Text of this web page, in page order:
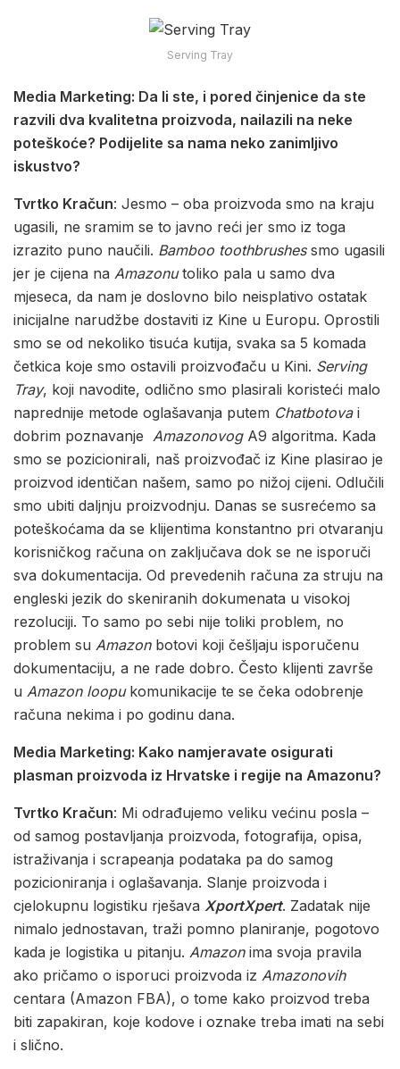
Serving Tray
Media Marketing: Da li ste, i pored činjenice da ste
razvili dva kvalitetna proizvoda, nailazili na neke
poteškoće? Podijelite sa nama neko zanimljivo
iskustvo?
Tvrtko Kračun: Jesmo – oba proizvoda smo na kraju
ugasili, ne sramim se to javno reći jer smo iz toga
izrazito puno naučili. Bamboo toothbrushessmo ugasili
jer je cijena na Amazonutoliko pala u samo dva
mjeseca, da nam je doslovno bilo neisplativo ostatak
inicijalne narudžbe dostaviti iz Kine u Europu. Oprostili
smo se od nekoliko tisuća kutija, svaka sa 5 komada
četkica koje smo ostavili proizvođaču u Kini. Serving
Tray, koji navodite, odlično smo plasirali koristeći malo
naprednije metode oglašavanja putem Chatbotovai
dobrim poznavanje Amazonovog A9 algoritma. Kada
smo se pozicionirali, naš proizvođač iz Kine plasirao je
proizvod identičan našem, samo po nižoj cijeni. Odlučili
smo ubiti daljnju proizvodnju. Danas se susrećemo sa
poteškoćama da se klijentima konstantno pri otvaranju
korisničkog računa on zaključava dok se ne isporuči
sva dokumentacija. Od prevedenih računa za struju na
engleski jezik do skeniranih dokumenata u visokoj
rezoluciji. To samo po sebi nije toliki problem, no
problem su Amazonbotovi koji češljaju isporučenu
dokumentaciju, a ne rade dobro. Često klijenti završe
u Amazon loopukomunikacije te se čeka odobrenje
računa nekima i po godinu dana.
Media Marketing: Kako namjeravate osigurati
plasman proizvoda iz Hrvatske i regije na Amazonu?
Tvrtko Kračun: Mi odrađujemo veliku većinu posla –
od samog postavljanja proizvoda, fotografija, opisa,
istraživanja i scrapeanja podataka pa do samog
pozicioniranja i oglašavanja. Slanje proizvoda i
cjelokupnu logistiku rješava XportXpert. Zadatak nije
nimalo jednostavan, traži pomno planiranje, pogotovo
kada je logistika u pitanju. Amazonima svoja pravila
ako pričamo o isporuci proizvoda iz Amazonovih
centara (Amazon FBA), o tome kako proizvod treba
biti zapakiran, koje kodove i oznake treba imati na sebi
i slično.